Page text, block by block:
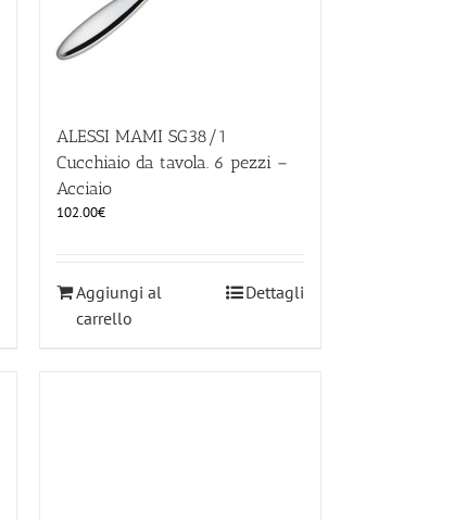
ALESSI MAMI SG38/1
Cucchiaio da tavola. 6 pezzi –
Acciaio
102.00€
Aggiungi al
carrello
Dettagli